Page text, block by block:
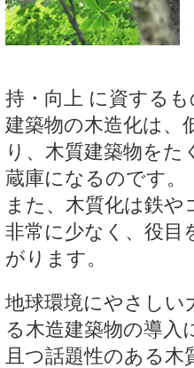
持・向上 に資する
建築物の木造化は、
り、木質建築物を
蔵庫になるのです。
また、木質化は鉄
非常に少なく、役目
がります。
地球環境にやさしい
る木造建築物の導入
且つ話題性のある